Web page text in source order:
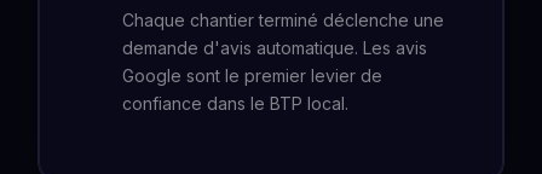
Chaque chantier terminé déclenche une
demande d'avis automatique. Les avis
Google sont le premier levier de
confiance dans le BTP local.